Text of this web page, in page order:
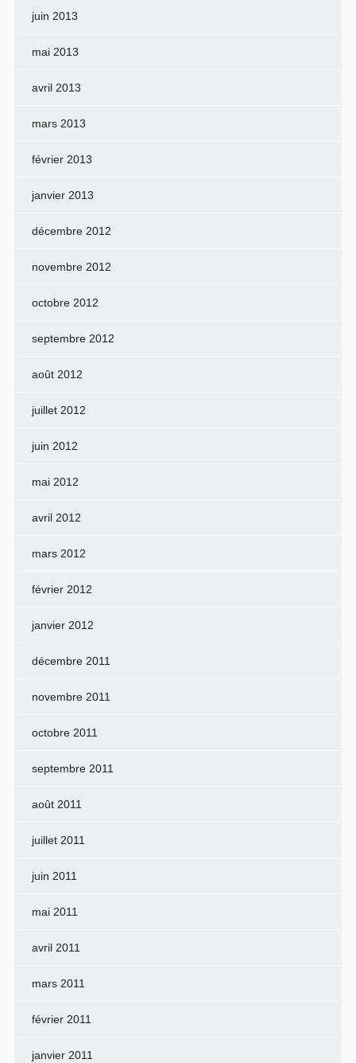
juin 2013
mai 2013
avril 2013
mars 2013
février 2013
janvier 2013
décembre 2012
novembre 2012
octobre 2012
septembre 2012
août 2012
juillet 2012
juin 2012
mai 2012
avril 2012
mars 2012
février 2012
janvier 2012
décembre 2011
novembre 2011
octobre 2011
septembre 2011
août 2011
juillet 2011
juin 2011
mai 2011
avril 2011
mars 2011
février 2011
janvier 2011